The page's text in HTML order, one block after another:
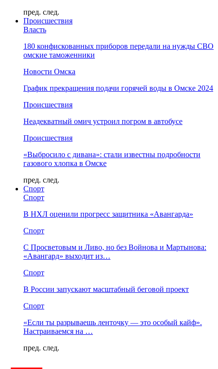
пред. след.
Происшествия
Власть
180 конфискованных приборов передали на нужды СВО
омские таможенники
Новости Омска
График прекращения подачи горячей воды в Омске 2024
Происшествия
Неадекватный омич устроил погром в автобусе
Происшествия
«Выбросило с дивана»: стали известны подробности
газового хлопка в Омске
пред. след.
Спорт
Спорт
В НХЛ оценили прогресс защитника «Авангарда»
Спорт
С Просветовым и Ливо, но без Войнова и Мартынова:
«Авангард» выходит из…
Спорт
В России запускают масштабный беговой проект
Спорт
«Если ты разрываешь ленточку — это особый кайф».
Настраиваемся на …
пред. след.